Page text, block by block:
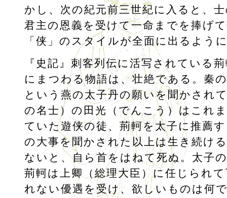
かし、次の紀元前三世紀に入ると、
君主の恩義を受けて一命までを捧げ
「侠」のスタイルが全面に出るよう
『史記』刺客列伝に活写されている
にまつわる物語は、壮絶である。秦
という燕の太子丹の願いを聞かされ
の名士）の田光（でんこう）はこれ
ていた遊侠の徒、荊軻を太子に推薦
の大事を聞かされた以上は生き続け
ないと、自ら首をはねて死ぬ。太子
荊軻は上卿（総理大臣）に任じられ
れない優遇を受け、欲しいものは何